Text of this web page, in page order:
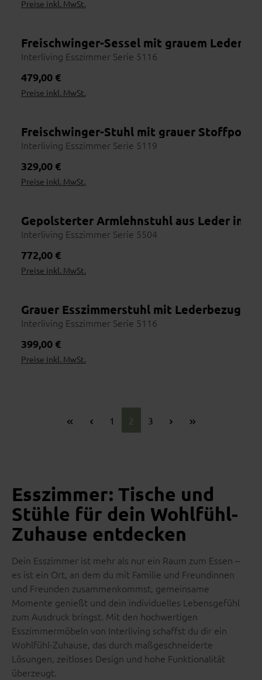
Preise inkl. MwSt.
Freischwinger-Sessel mit grauem Leder-
Interliving Esszimmer Serie 5116
Regulärer Preis:
479,00 €
Preise inkl. MwSt.
Freischwinger-Stuhl mit grauer
Interliving Esszimmer Serie 5119
Regulärer Preis:
329,00 €
Preise inkl. MwSt.
Gepolsterter Armlehnstuhl aus Leder in
Interliving Esszimmer Serie 5504
Regulärer Preis:
772,00 €
Preise inkl. MwSt.
Grauer Esszimmerstuhl mit Lederbezug
Interliving Esszimmer Serie 5116
Regulärer Preis:
399,00 €
Preise inkl. MwSt.
Seite
1 Seite
2 Seite
3
Esszimmer: Tische und
Stühle für dein Wohlfühl-
Zuhause entdecken
Dein Esszimmer ist mehr als nur ein Raum zum Essen –
es ist ein Ort, an dem du mit Familie und Freundinnen
und Freunden zusammenkommst, gemeinsame
Momente genießt und dein individuelles Lebensgefühl
zum Ausdruck bringst. Mit den hochwertigen
Esszimmermöbeln von Interliving schaffst du dir ein
Wohlfühl-Zuhause, das durch maßgeschneiderte
Lösungen, zeitloses Design und hohe Funktionalität
überzeugt.